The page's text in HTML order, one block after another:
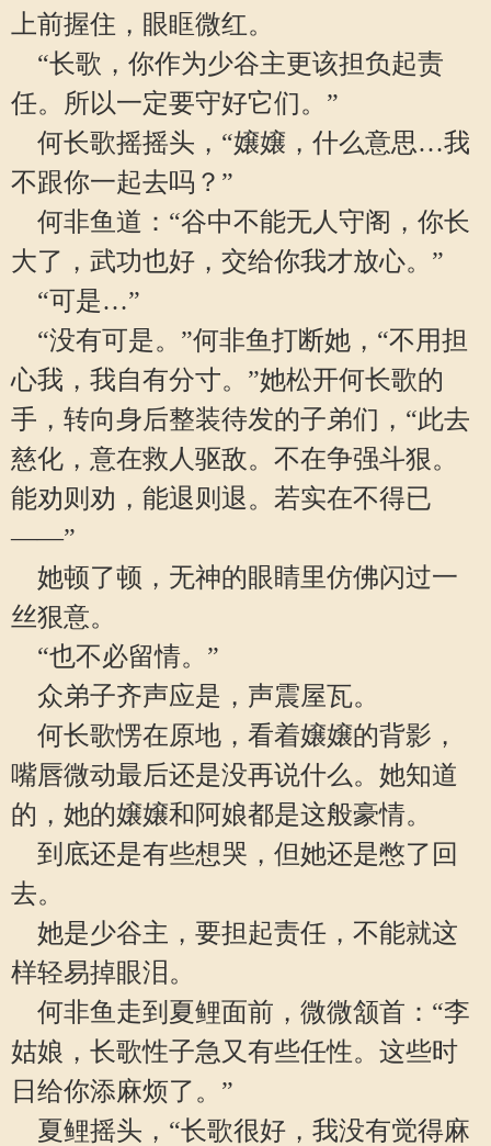
上前握住，眼眶微红。
“长歌，你作为少谷主更该担负起责
任。所以一定要守好它们。”
何长歌摇摇头，“嬢嬢，什么意思…我
不跟你一起去吗？”
何非鱼道：“谷中不能无人守阁，你长
大了，武功也好，交给你我才放心。”
“可是…”
“没有可是。”何非鱼打断她，“不用担
心我，我自有分寸。”她松开何长歌的
手，转向身后整装待发的子弟们，“此去
慈化，意在救人驱敌。不在争强斗狠。
能劝则劝，能退则退。若实在不得已
——”
她顿了顿，无神的眼睛里仿佛闪过一
丝狠意。
“也不必留情。”
众弟子齐声应是，声震屋瓦。
何长歌愣在原地，看着嬢嬢的背影，
嘴唇微动最后还是没再说什么。她知道
的，她的嬢嬢和阿娘都是这般豪情。
到底还是有些想哭，但她还是憋了回
去。
她是少谷主，要担起责任，不能就这
样轻易掉眼泪。
何非鱼走到夏鲤面前，微微颔首：“李
姑娘，长歌性子急又有些任性。这些时
日给你添麻烦了。”
夏鲤摇头，“长歌很好，我没有觉得麻